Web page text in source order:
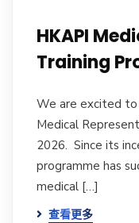
HKAPI
Training
We are excited to
Medical
2026. Since its
programme has
medical […]
查看更多